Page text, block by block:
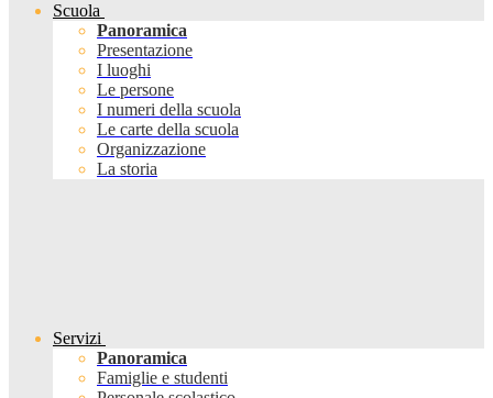
Scuola
Panoramica
Presentazione
I luoghi
Le persone
I numeri della scuola
Le carte della scuola
Organizzazione
La storia
Servizi
Panoramica
Famiglie e studenti